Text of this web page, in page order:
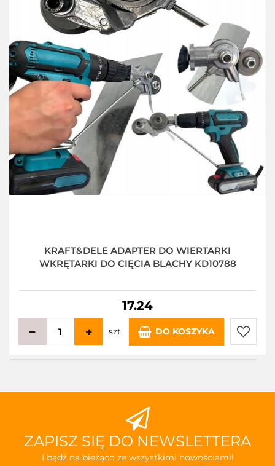
KRAFT&DELE ADAPTER DO WIERTARKI
WKRĘTARKI DO CIĘCIA BLACHY KD10788
17.24
szt. DO KOSZYKA
Do
ZAPISZ SIĘ DO NEWSLETTERA
I bądź na bieżąco ze wszystkimi nowościami!